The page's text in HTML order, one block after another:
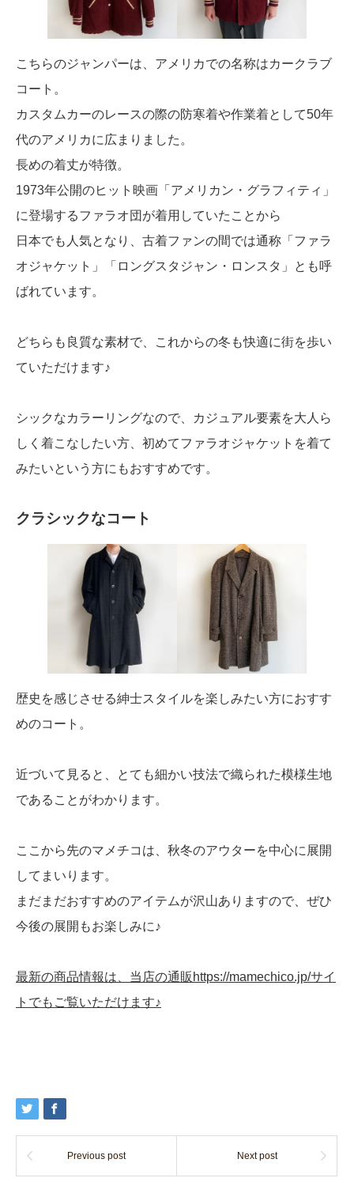
こちらのジャンパーは、アメリカでの名称はカークラブ
コート。
カスタムカーのレースの際の防寒着や作業着として50年
代のアメリカに広まりました。
長めの着丈が特徴。
1973年公開のヒット映画「アメリカン・グラフィティ」
に登場するファラオ団が着用していたことから
日本でも人気となり、古着ファンの間では通称「ファラ
オジャケット」「ロングスタジャン・ロンスタ」とも呼
ばれています。
どちらも良質な素材で、これからの冬も快適に街を歩い
ていただけます♪
シックなカラーリングなので、カジュアル要素を大人ら
しく着こなしたい方、初めてファラオジャケットを着て
みたいという方にもおすすめです。
クラシックなコート
歴史を感じさせる紳士スタイルを楽しみたい方におすす
めのコート。
近づいて見ると、とても細かい技法で織られた模様生地
であることがわかります。
ここから先のマメチコは、秋冬のアウターを中心に展開
してまいります。
まだまだおすすめのアイテムが沢山ありますので、ぜひ
今後の展開もお楽しみに♪
最新の商品情報は、当店の通販https://mamechico.jp/サイ
トでもご覧いただけます♪
Previous post Next post